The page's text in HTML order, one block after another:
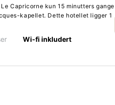
Capricorne kun 15 minutters gange
kapellet. Dette hotellet ligger 1
Wi-fi inkludert